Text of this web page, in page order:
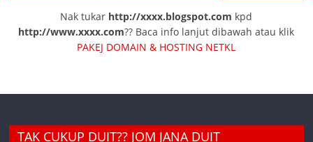
Nak tukar http://xxxx.blogspot.com kpd
http://www.xxxx.com?? Baca info lanjut dibawah atau klik
PAKEJ DOMAIN & HOSTING NETKL
TAK CUKUP DUIT?? JOM JANA DUIT